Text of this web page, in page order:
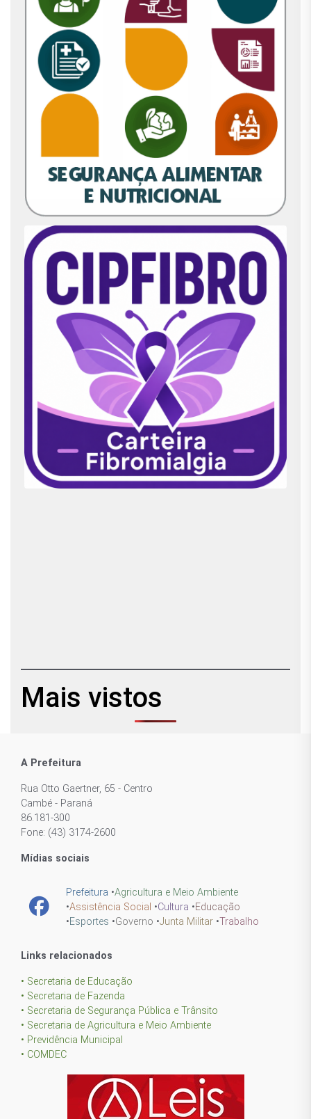
Mais vistos
A Prefeitura
Rua Otto Gaertner, 65 - Centro
Cambé - Paraná
86.181-300
Fone: (43) 3174-2600
Mídias sociais
Prefeitura •Agricultura e Meio Ambiente
•Assistência Social •Cultura •Educação
•Esportes •Governo •Junta Militar •Trabalho
Links relacionados
• Secretaria de Educação
• Secretaria de Fazenda
• Secretaria de Segurança Pública e Trânsito
• Secretaria de Agricultura e Meio Ambiente
• Previdência Municipal
• COMDEC